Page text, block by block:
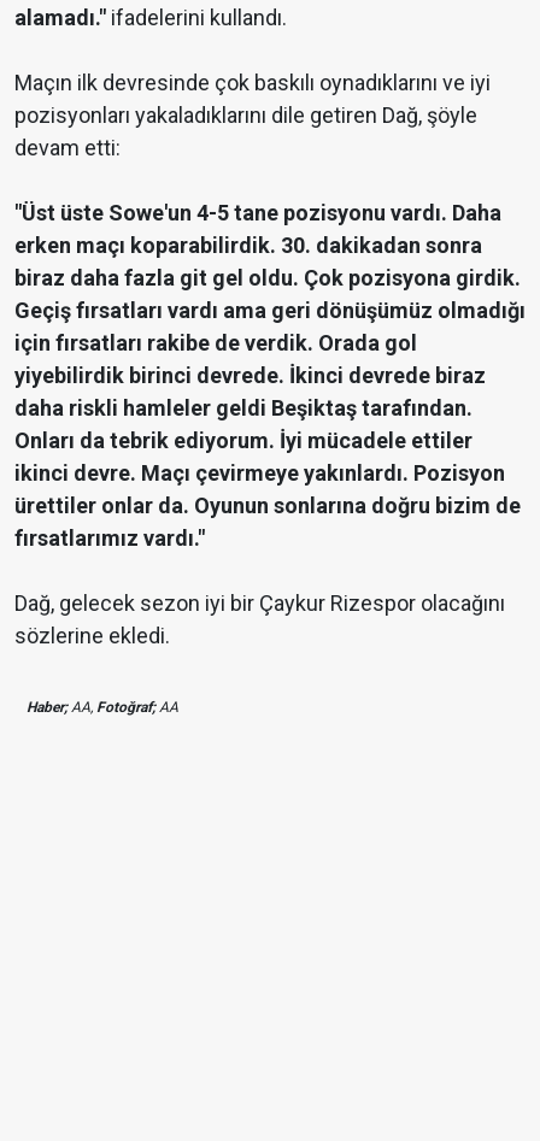
alamadı." ifadelerini kullandı.
Maçın ilk devresinde çok baskılı oynadıklarını ve iyi
pozisyonları yakaladıklarını dile getiren Dağ, şöyle
devam etti:
"Üst üste Sowe'un 4-5 tane pozisyonu vardı. Daha
erken maçı koparabilirdik. 30. dakikadan sonra
biraz daha fazla git gel oldu. Çok pozisyona girdik.
Geçiş fırsatları vardı ama geri dönüşümüz olmadığı
için fırsatları rakibe de verdik. Orada gol
yiyebilirdik birinci devrede. İkinci devrede biraz
daha riskli hamleler geldi Beşiktaş tarafından.
Onları da tebrik ediyorum. İyi mücadele ettiler
ikinci devre. Maçı çevirmeye yakınlardı. Pozisyon
ürettiler onlar da. Oyunun sonlarına doğru bizim de
fırsatlarımız vardı."
Dağ, gelecek sezon iyi bir Çaykur Rizespor olacağını
sözlerine ekledi.
Haber;AA, Fotoğraf;AA